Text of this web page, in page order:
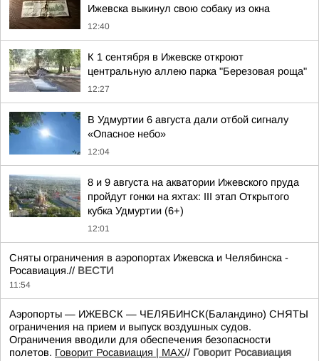
Ижевска выкинул свою собаку из окна
12:40
К 1 сентября в Ижевске откроют
центральную аллею парка "Березовая роща"
12:27
В Удмуртии 6 августа дали отбой сигналу
«Опасное небо»
12:04
8 и 9 августа на акватории Ижевского пруда
пройдут гонки на яхтах: III этап Открытого
кубка Удмуртии (6+)
12:01
Сняты ограничения в аэропортах Ижевска и Челябинска -
Росавиация.// ВЕСТИ
11:54
Аэропорты — ИЖЕВСК — ЧЕЛЯБИНСК(Баландино) СНЯТЫ
ограничения на прием и выпуск воздушных судов.
Ограничения вводили для обеспечения безопасности
полетов. Говорит Росавиация | MAX// Говорит Росавиация